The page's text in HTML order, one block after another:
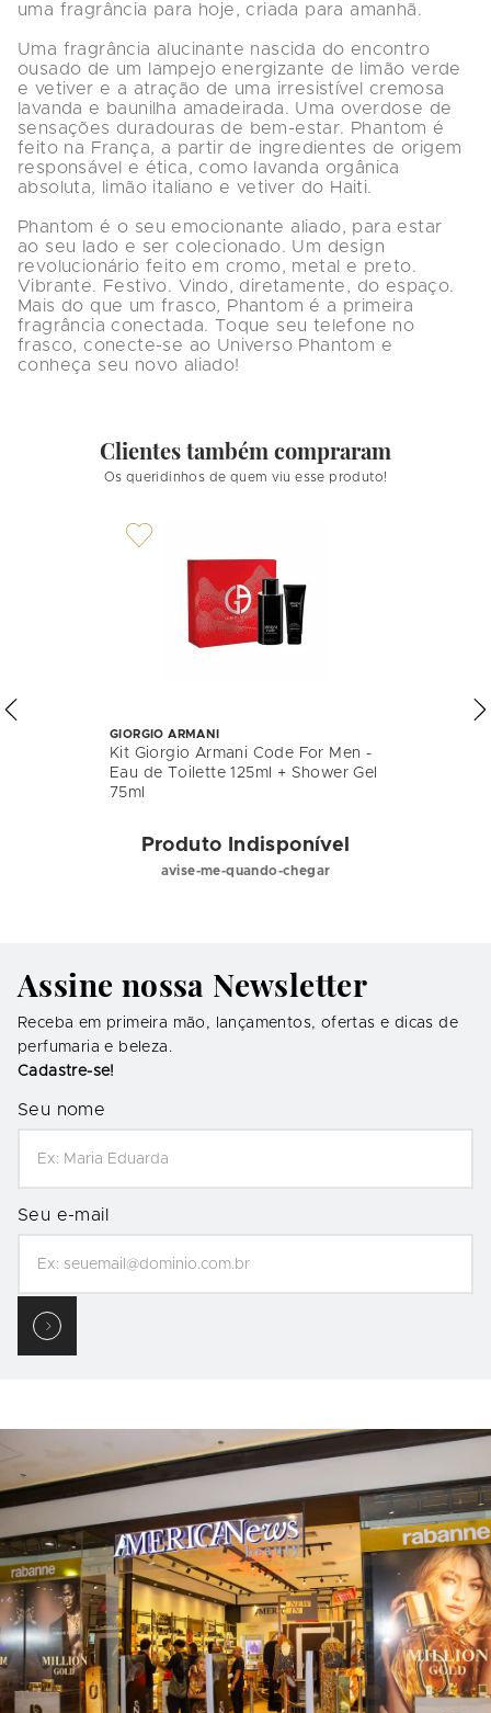
uma fragrância para hoje, criada para amanhã.
Uma fragrância alucinante nascida do encontro
ousado de um lampejo energizante de limão verde
e vetiver e a atração de uma irresistível cremosa
lavanda e baunilha amadeirada. Uma overdose de
sensações duradouras de bem-estar. Phantom é
feito na França, a partir de ingredientes de origem
responsável e ética, como lavanda orgânica
absoluta, limão italiano e vetiver do Haiti.
Phantom é o seu emocionante aliado, para estar
ao seu lado e ser colecionado. Um design
revolucionário feito em cromo, metal e preto.
Vibrante. Festivo. Vindo, diretamente, do espaço.
Mais do que um frasco, Phantom é a primeira
fragrância conectada. Toque seu telefone no
frasco, conecte-se ao Universo Phantom e
conheça seu novo aliado!
Clientes também compraram
Os queridinhos de quem viu esse produto!
GIORGIO ARMANI
Kit Giorgio Armani Code For Men -
Eau de Toilette 125ml + Shower Gel
75ml
Produto Indisponível
avise-me-quando-chegar
Assine nossa Newsletter
Receba em primeira mão, lançamentos, ofertas e dicas de
perfumaria e beleza.
Cadastre-se!
Seu nome
Seu e-mail